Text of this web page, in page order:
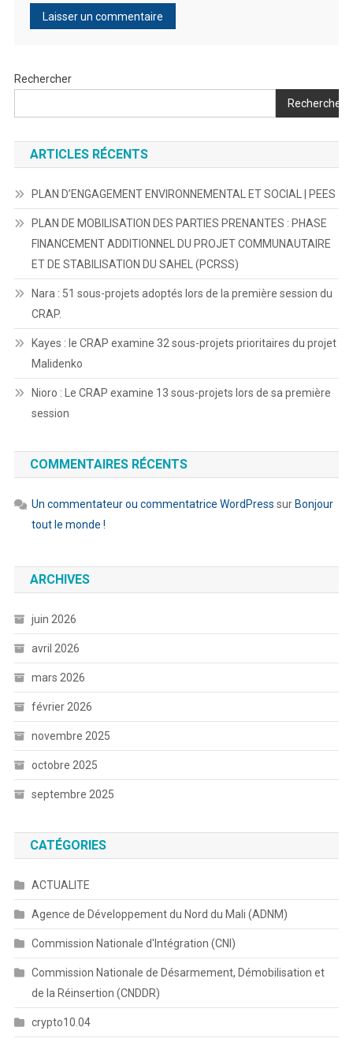
Rechercher
Rechercher
ARTICLES RÉCENTS
PLAN D’ENGAGEMENT ENVIRONNEMENTAL ET SOCIAL | PEES
PLAN DE MOBILISATION DES PARTIES PRENANTES : PHASE
FINANCEMENT ADDITIONNEL DU PROJET COMMUNAUTAIRE
ET DE STABILISATION DU SAHEL (PCRSS)
Nara : 51 sous-projets adoptés lors de la première session du
CRAP.
Kayes : le CRAP examine 32 sous-projets prioritaires du projet
Malidenko
Nioro : Le CRAP examine 13 sous-projets lors de sa première
session
COMMENTAIRES RÉCENTS
Un commentateur ou commentatrice WordPress sur Bonjour
tout le monde !
ARCHIVES
juin 2026
avril 2026
mars 2026
février 2026
novembre 2025
octobre 2025
septembre 2025
CATÉGORIES
ACTUALITE
Agence de Développement du Nord du Mali (ADNM)
Commission Nationale d'Intégration (CNI)
Commission Nationale de Désarmement, Démobilisation et
de la Réinsertion (CNDDR)
crypto10.04